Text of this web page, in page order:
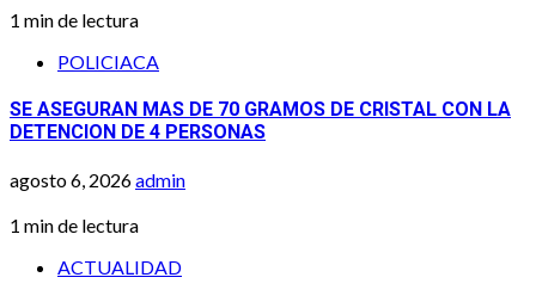
1 min de lectura
POLICIACA
SE ASEGURAN MAS DE 70 GRAMOS DE CRISTAL CON LA
DETENCION DE 4 PERSONAS
agosto 6, 2026admin
1 min de lectura
ACTUALIDAD